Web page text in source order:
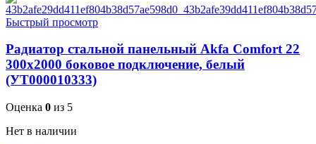
Быстрый просмотр
Радиатор стальной панельный Akfa Comfort 22
300х2000 боковое подключение, белый
(УТ000010333)
Оценка 0 из 5
Нет в наличии